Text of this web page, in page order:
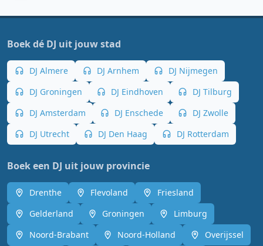
Boek dé DJ uit jouw stad
DJ Almere DJ Arnhem
DJ Nijmegen
DJ Groningen
DJ Eindhoven
DJ Tilburg
DJ Amsterdam
DJ Enschede
DJ Zwolle
DJ Utrecht
DJ Den Haag DJ Rotterdam
Boek een DJ uit jouw provincie
Drenthe Flevoland
Friesland
Gelderland
Groningen
Limburg
Noord-Brabant
Noord-Holland
Overijssel